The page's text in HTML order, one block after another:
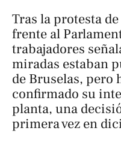
Tras la protesta
frente al
trabajadores
miradas estaban
de Bruselas, pero
confirmado su
planta, una
primera vez en